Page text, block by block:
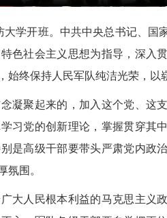
开班。中共中央总书记、国
色社会主义思想为指导，深入
终保持人民军队纯洁光荣，以
聚起来的，加入这个党、这
习党的创新理论，掌握贯穿其
是高级干部要带头严肃党内政
氛围。
人民根本利益的马克思主义